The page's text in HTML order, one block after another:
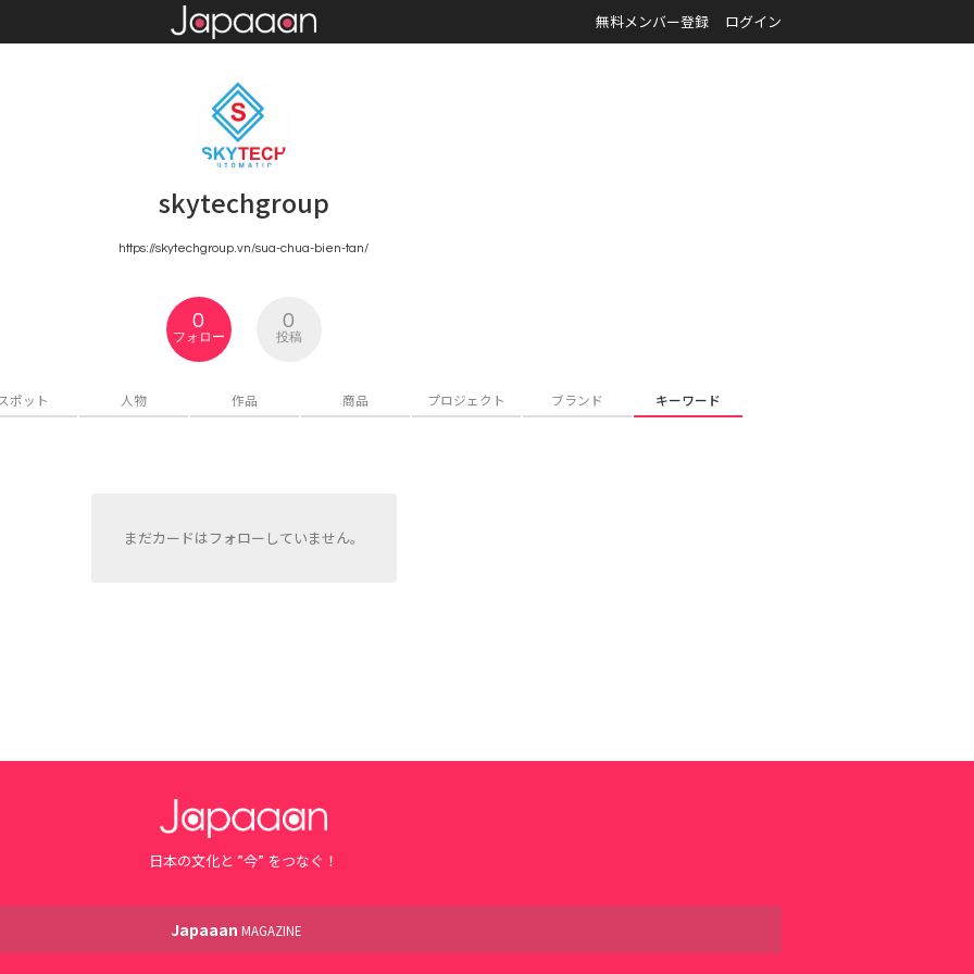
無料メンバー登録 ログイン
skytechgroup
https://skytechgroup.vn/sua-chua-bien-tan/
0
フォロー
0
投稿
スポット 人物 作品 商品 プロジェクト ブランド キーワード
まだカードはフォローしていません。
日本の文化と ”今” をつなぐ！
Japaaan MAGAZINE